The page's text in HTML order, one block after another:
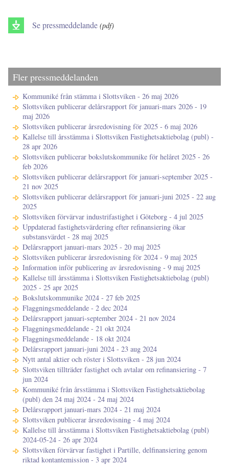
Se pressmeddelande (pdf)
Fler pressmeddelanden
Kommuniké från stämma i Slottsviken - 26 maj 2026
Slottsviken publicerar delårsrapport för januari-mars 2026 - 19
maj 2026
Slottsviken publicerar årsredovisning för 2025 - 6 maj 2026
Kallelse till årsstämma i Slottsviken Fastighetsaktiebolag (publ) -
28 apr 2026
Slottsviken publicerar bokslutskommunike för helåret 2025 - 26
feb 2026
Slottsviken publicerar delårsrapport för januari-september 2025 -
21 nov 2025
Slottsviken publicerar delårsrapport för januari-juni 2025 - 22 aug
2025
Slottsviken förvärvar industrifastighet i Göteborg - 4 jul 2025
Uppdaterad fastighetsvärdering efter refinansiering ökar
substansvärdet - 28 maj 2025
Delårsrapport januari-mars 2025 - 20 maj 2025
Slottsviken publicerar årsredovisning för 2024 - 9 maj 2025
Information inför publicering av årsredovisning - 9 maj 2025
Kallelse till årsstämma i Slottsviken Fastighetsaktiebolag (publ)
2025 - 25 apr 2025
Bokslutskommunike 2024 - 27 feb 2025
Flaggningsmeddelande - 2 dec 2024
Delårsrapport januari-september 2024 - 21 nov 2024
Flaggningsmeddelande - 21 okt 2024
Flaggningsmeddelande - 18 okt 2024
Delårsrapport januari-juni 2024 - 23 aug 2024
Nytt antal aktier och röster i Slottsviken - 28 jun 2024
Slottsviken tillträder fastighet och avtalar om refinansiering - 7
jun 2024
Kommuniké från årsstämma i Slottsviken Fastighetsaktiebolag
(publ) den 24 maj 2024 - 24 maj 2024
Delårsrapport januari-mars 2024 - 21 maj 2024
Slottsviken publicerar årsredovisning - 4 maj 2024
Kallelse till årsstämma i Slottsviken Fastighetsaktiebolag (publ)
2024-05-24 - 26 apr 2024
Slottsviken förvärvar fastighet i Partille, delfinansiering genom
riktad kontantemission - 3 apr 2024